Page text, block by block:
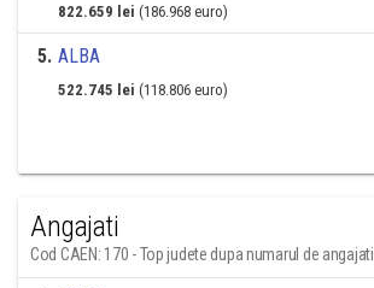
822.659 lei (186.968 euro)
5. ALBA
522.745 lei (118.806 euro)
Angajati
Cod CAEN: 170 - Top judete dupa numarul de angajati